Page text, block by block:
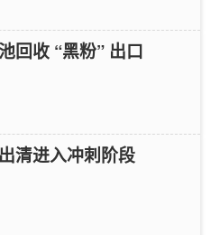
回收 “黑粉” 出口
清进入冲刺阶段